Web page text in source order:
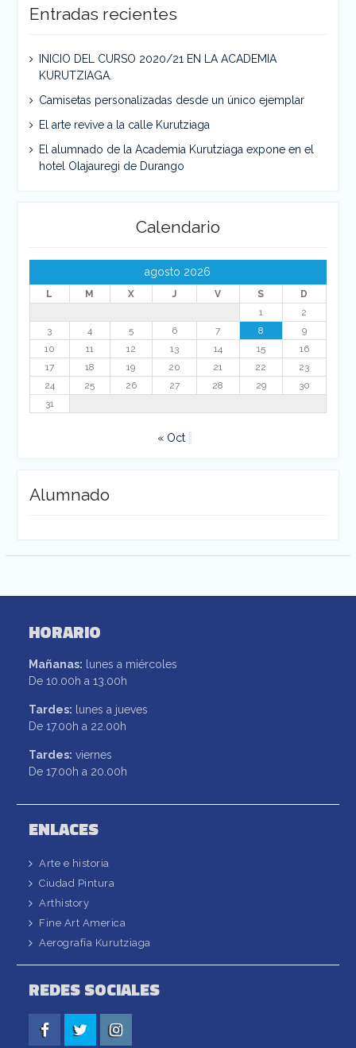
Pintando Murales en la calle
Entradas recientes
INICIO DEL CURSO 2020/21 EN LA ACADEMIA
KURUTZIAGA.
Camisetas personalizadas desde un único ejemplar
El arte revive a la calle Kurutziaga
El alumnado de la Academia Kurutziaga expone en el
hotel Olajauregi de Durango
Calendario
agosto 2026
L M X J V S
D
1
2
3
4 5 6 7 8
9
10
11 12 13 14 15
16
17
18 19 20 21 22
23
24
25 26 27 28 29
30
31
« Oct
Alumnado
HORARIO
Mañanas: lunes a miércoles
De 10.00h a 13.00h
Tardes: lunes a jueves
De 17.00h a 22.00h
Tardes: viernes
De 17.00h a 20.00h
ENLACES
Arte e historia
Ciudad Pintura
Arthistory
Fine Art America
Aerografía Kurutziaga
REDES SOCIALES